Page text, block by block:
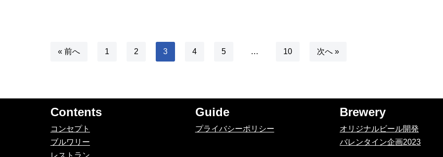
« 前へ 1 2 3 4 5 … 10 次へ »
Contents
コンセプト
ブルワリー
レストラン
Guide
プライバシーポリシー
Brewery
オリジナルビール開発
バレンタイン企画2023